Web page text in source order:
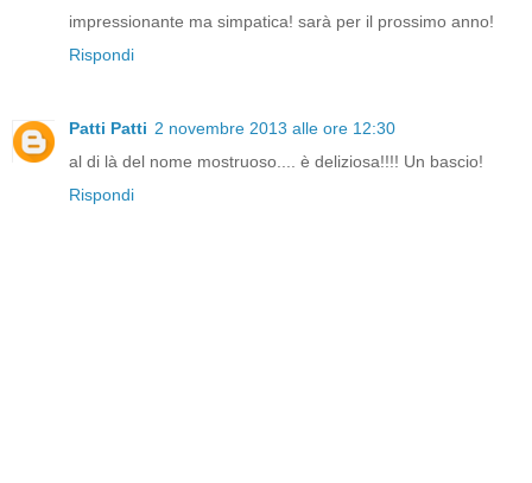
impressionante ma simpatica! sarà per il prossimo anno!
Rispondi
Patti Patti 2 novembre 2013 alle ore 12:30
al di là del nome mostruoso.... è deliziosa!!!! Un bascio!
Rispondi